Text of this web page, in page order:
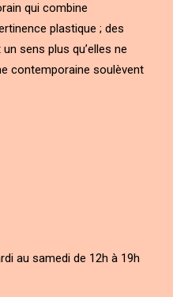
qui combine
plastique ; des
sens plus qu’elles ne
contemporaine soulèvent
au samedi de 12h à 19h